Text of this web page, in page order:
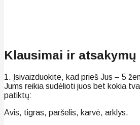
Klausimai ir
1. Įsivaizduokite, kad prieš Jus – 5
Jums reikia sudėlioti juos bet kokia
patiktų:
Avis, tigras, paršelis, karvė, arklys.